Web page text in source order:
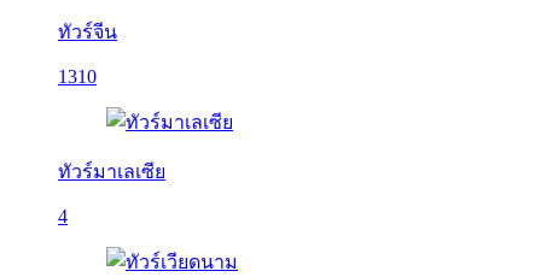
ทัวร์จีน
1310
ทัวร์มาเลเซีย
4